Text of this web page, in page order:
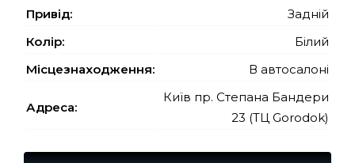
Привід:
Задній
Колір:
Білий
Місцезнаходження:
В автосалоні
Адреса:
Київ пр. Степана Бандери
23 (ТЦ Gorodok)